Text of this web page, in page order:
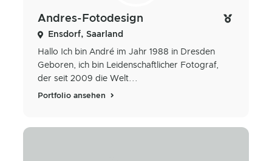
Andres-Fotodesign
Ensdorf, Saarland
Hallo Ich bin André im Jahr 1988 in Dresden
Geboren, ich bin Leidenschaftlicher Fotograf,
der seit 2009 die Welt...
Portfolio ansehen